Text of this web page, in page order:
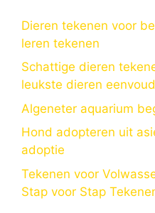
Dieren tekenen voor
leren tekenen
Schattige dieren
leukste dieren
Algeneter aquarium
Hond adopteren uit
adoptie
Tekenen voor
Stap voor Stap